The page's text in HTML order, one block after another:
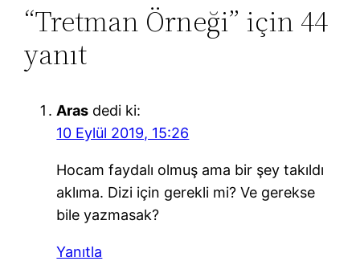
“Tretman Örneği” için 44
yanıt
Aras dedi ki:
10 Eylül 2019, 15:26
Hocam faydalı olmuş ama bir şey takıldı
aklıma. Dizi için gerekli mi? Ve gerekse
bile yazmasak?
Yanıtla